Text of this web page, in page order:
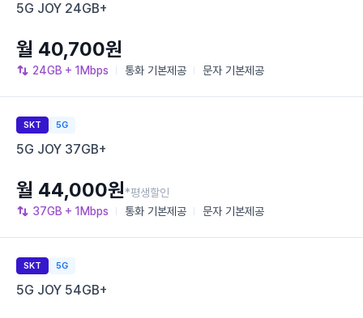
5G JOY 24GB+
24GB + 1Mbps 통화 기본제공 문자 기본제공
월 40,700원
SKT 5G
5G JOY 37GB+
37GB + 1Mbps 통화 기본제공 문자 기본제공
월 44,000원*평생할인
SKT 5G
5G JOY 54GB+